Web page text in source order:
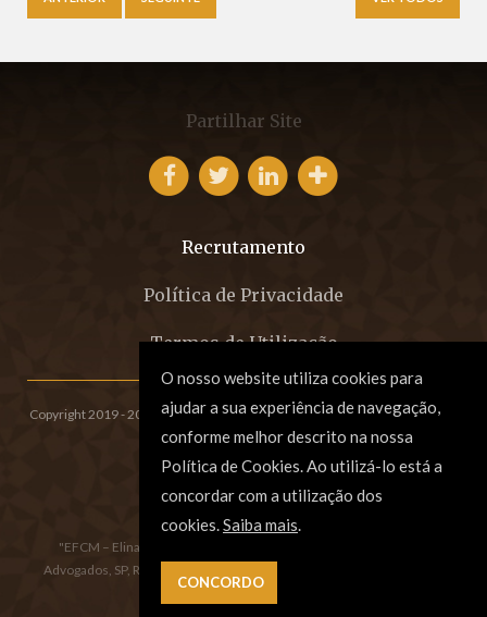
Partilhar Site
Recrutamento
Política de Privacidade
Termos de Utilização
Copyright 2019 - 2026 © EFCM - Sociedade de Advogados, SP, RL.All rights
reserved. Created bySOFTWAY.
"EFCM – Elina Fraga, Carla Morgado e Associados, Sociedade de
Advogados, SP, RL", registada na Ordem dos Advogados sob o número
8/17.
O nosso website utiliza cookies para
ajudar a sua experiência de navegação,
conforme melhor descrito na nossa
Política de Cookies. Ao utilizá-lo está a
concordar com a utilização dos
cookies.Saiba mais.
CONCORDO